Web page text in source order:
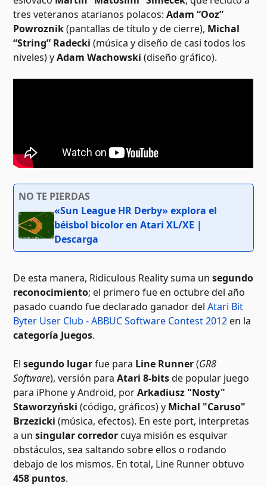
tres veteranos atarianos polacos:Adam “Ooz”
Powroznik(pantallas de título y de cierre), Michal
“String” Radecki (música y diseño de casi todos los
niveles) yAdam Wachowski (diseño gráfico).
NO TE PIERDAS
«Sun League HR Derby» explora el
béisbol bicolor en Atari XL/XE |
Descarga
De esta manera, Ridiculous Reality suma unsegundo
reconocimiento; el primero fue en octubre del año
pasado cuando fue declarado ganador delAtari Bit
Byter User Club - ABBUC Software Contest 2012en la
categoría Juegos.
Elsegundo lugarfue para Line Runner(GR8
Software), versión paraAtari 8-bitsde popular juego
para iPhone y Android, porArkadiusz "Nosty"
Staworzyński(código, gráficos) y Michal "Caruso"
Brzezicki (música, efectos). En este port, interpretas
a unsingular corredorcuya misión es esquivar
obstáculos, sea saltando sobre ellos o rodando
debajo de los mismos. En total, Line Runner obtuvo
458 puntos.